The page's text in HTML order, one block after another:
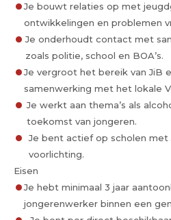
Je bouwt relaties op met
ontwikkelingen en problemen
Je onderhoudt contact met
zoals politie, school en BOA’s.
Je vergroot het bereik van JiB
samenwerking met het lokale
Je werkt aan thema’s als
toekomst van jongeren.
Je bent actief op scholen met
voorlichting.
Eisen
Je hebt minimaal 3 jaar
jongerenwerker binnen een